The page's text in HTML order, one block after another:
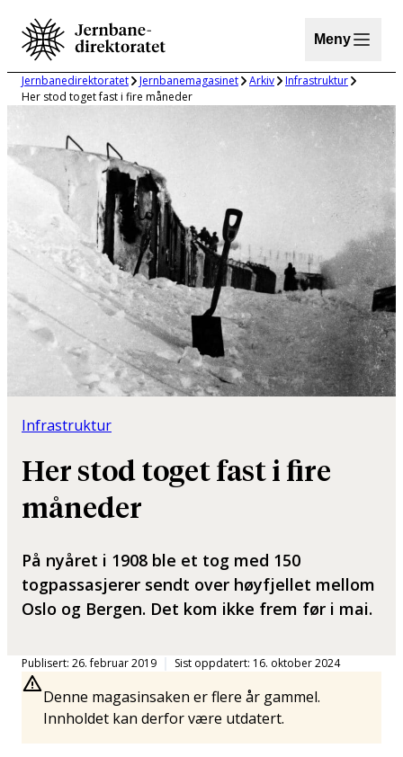
Hopp
innhold
Meny
Jernbanedirektoratet Jernbanemagasinet Arkiv
Infrastruktur
Her stod toget fast i fire måneder
Infrastruktur
Her stod toget fast i fire
måneder
På nyåret i 1908 ble et tog med 150
togpassasjerer sendt over høyfjellet mellom
Oslo og Bergen. Det kom ikke frem før i mai.
Publisert: 26. februar 2019 Sist oppdatert: 16. oktober 2024
Denne magasinsaken er flere år gammel.
Innholdet kan derfor være utdatert.